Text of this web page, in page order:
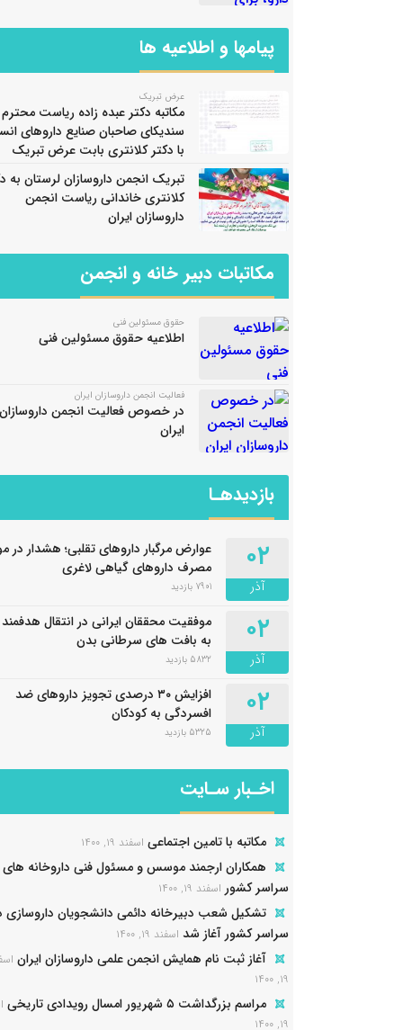
پیامها و اطلاعیه ها
عرض تبریک
مکاتبه دکتر عبده زاده ریاست محترم
سندیکای صاحبان صنایع داروهای
با دکتر کلانتری بابت عرض تبریک
تبریک انجمن داروسازان لرستان به
کلانتری خاندانی ریاست انجمن
داروسازان ایران
مکاتبات دبیر خانه و انجمن
حقوق مسئولین فنی
اطلاعیه حقوق مسئولین فنی
فعالیت انجمن داروسازان ایران
در خصوص فعالیت انجمن داروسازان
ایران
بازدیدهـا
۰۲
آذر
عوارض مرگبار داروهای تقلبی؛ هشدار در
مصرف داروهای گیاهی لاغری
7901 بازدید
۰۲
آذر
موفقیت محققان ایرانی در انتقال هدفمند
به بافت های سرطانی بدن
5832 بازدید
۰۲
آذر
افزایش ۳۰ درصدی تجویز داروهای ضد
افسردگی به کودکان
5325 بازدید
اخـبار سـایت
مکاتبه با تامین اجتماعی اسفند ۱۹, ۱۴۰۰
همکاران ارجمند موسس و مسئول فنی داروخانه های
سراسر کشور اسفند ۱۹, ۱۴۰۰
تشکیل شعب دبیرخانه دائمی دانشجویان داروسازی
سراسر کشور آغاز شد اسفند ۱۹, ۱۴۰۰
آغاز ثبت نام همایش انجمن علمی داروسازان ایران
۱۹, ۱۴۰۰
مراسم بزرگداشت ۵ شهریور امسال رویدادی تاریخی
۱۹, ۱۴۰۰